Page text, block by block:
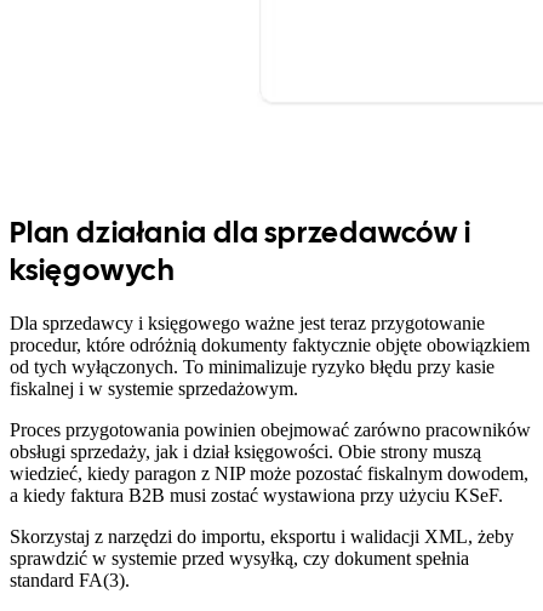
Plan działania dla sprzedawców i
księgowych
Dla sprzedawcy i księgowego ważne jest teraz przygotowanie
procedur, które odróżnią dokumenty faktycznie objęte obowiązkiem
od tych wyłączonych. To minimalizuje ryzyko błędu przy kasie
fiskalnej i w systemie sprzedażowym.
Proces przygotowania powinien obejmować zarówno pracowników
obsługi sprzedaży, jak i dział księgowości. Obie strony muszą
wiedzieć, kiedy paragon z NIP może pozostać fiskalnym dowodem,
a kiedy faktura B2B musi zostać wystawiona przy użyciu KSeF.
Skorzystaj z narzędzi do importu, eksportu i walidacji XML, żeby
sprawdzić w systemie przed wysyłką, czy dokument spełnia
standard FA(3).